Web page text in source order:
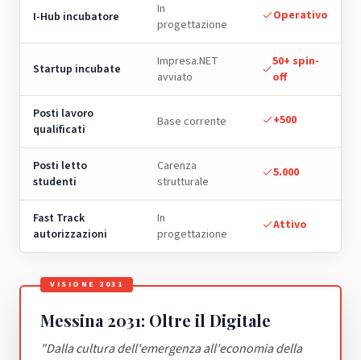
I-Hub incubatore
In
progettazione
Operativo
Startup incubate
Impresa.NET
avviato
50+ spin-
off
Posti lavoro
qualificati
Base corrente +500
Posti letto
studenti
Carenza
strutturale
5.000
Fast Track
autorizzazioni
In
progettazione
Attivo
VISIONE 2031
Messina 2031: Oltre il Digitale
"Dalla cultura dell'emergenza all'economia della